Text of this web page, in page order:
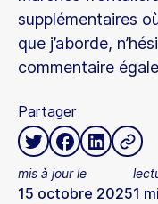
mis à jour le
15 octobre 20251
Partager
supplémentaires
que j’aborde,
commentaire